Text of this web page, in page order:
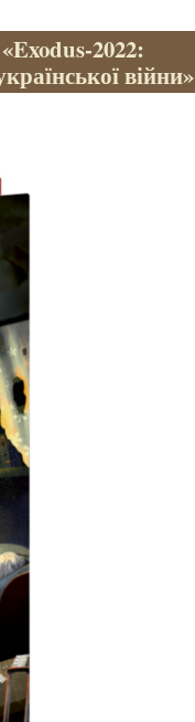
2022:
війни»